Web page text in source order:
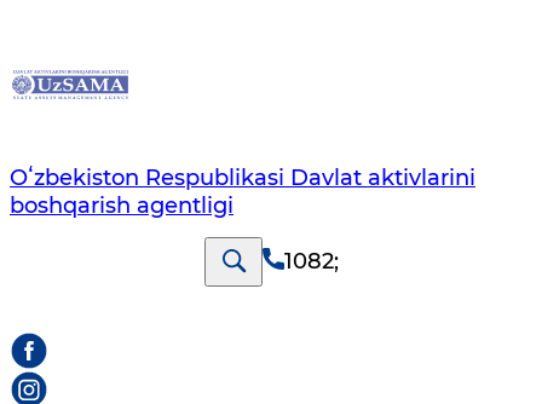
Oʻzbekiston Respublikasi Davlat aktivlarini
boshqarish agentligi
1082;